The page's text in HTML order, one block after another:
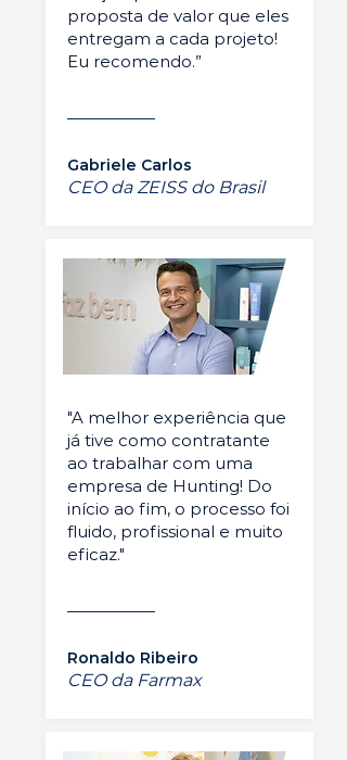
proposta de valor que eles
entregam a cada projeto!
Eu recomendo.”
Gabriele Carlos
CEO da ZEISS do Brasil
"A melhor experiência que
já tive como contratante
ao trabalhar com uma
empresa de Hunting! Do
início ao fim, o processo foi
fluido, profissional e muito
eficaz."
Ronaldo Ribeiro
CEO da Farmax